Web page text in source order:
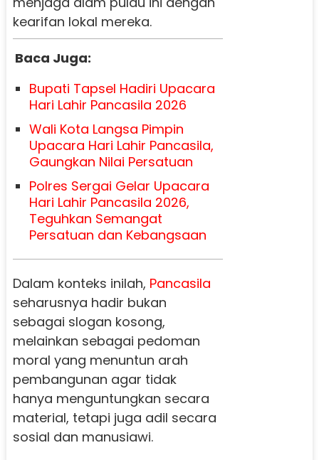
kearifan lokal mereka.
Baca Juga:
Bupati Tapsel Hadiri Upacara
Hari Lahir Pancasila 2026
Wali Kota Langsa Pimpin
Upacara Hari Lahir Pancasila,
Gaungkan Nilai Persatuan
Polres Sergai Gelar Upacara
Hari Lahir Pancasila 2026,
Teguhkan Semangat
Persatuan dan Kebangsaan
Dalam konteks inilah, Pancasila
seharusnya hadir bukan
sebagai slogan kosong,
melainkan sebagai pedoman
moral yang menuntun arah
pembangunan agar tidak
hanya menguntungkan secara
material, tetapi juga adil secara
sosial dan manusiawi.